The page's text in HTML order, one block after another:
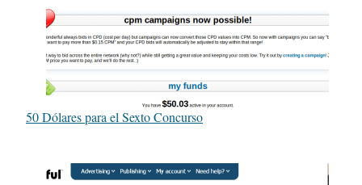
50 Dólares para el Sexto Concurso